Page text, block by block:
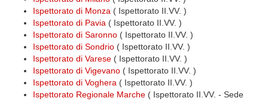
Ispettorato di Monza ( Ispettorato II.VV. )
Ispettorato di Pavia ( Ispettorato II.VV. )
Ispettorato di Saronno ( Ispettorato II.VV. )
Ispettorato di Sondrio ( Ispettorato II.VV. )
Ispettorato di Varese ( Ispettorato II.VV. )
Ispettorato di Vigevano ( Ispettorato II.VV. )
Ispettorato di Voghera ( Ispettorato II.VV. )
Ispettorato Regionale Marche ( Ispettorato II.VV. - Sede